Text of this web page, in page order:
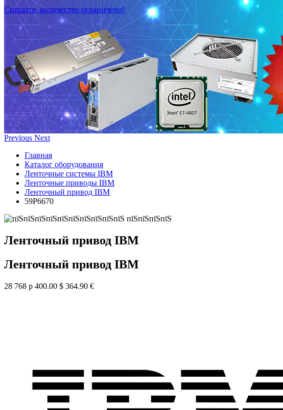
Спешите, количество ограничено!
Previous Next
Главная
Каталог оборудования
Ленточные системы IBM
Ленточные приводы IBM
Ленточный привод IBM
59P6670
Ленточный привод IBM
Ленточный привод IBM
28 768 р 400.00 $ 364.90 €